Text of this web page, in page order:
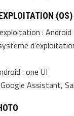
(OS)
: Android
: one UI
Assistant,